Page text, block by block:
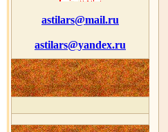
astilars@mail.ru
astilars@yandex.ru